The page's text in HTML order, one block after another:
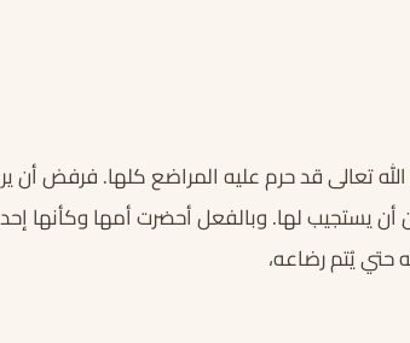
تعالى قد حرم عليه المراضع كلها. فرفض أن
يستجيب لها. وبالفعل أحضرت أمها وكأنها
حتي يُتم رضاعه،